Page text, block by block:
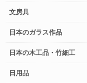
文房具
日本のガラス作品
日本の木工品・竹細工
日用品